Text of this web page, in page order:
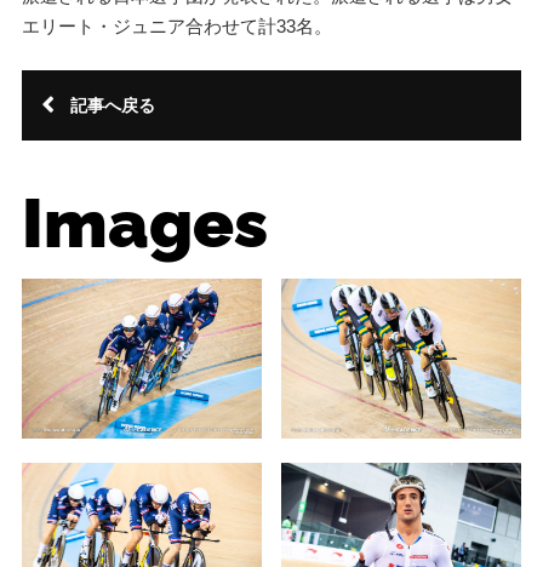
エリート・ジュニア合わせて計33名。
記事へ戻る
Images